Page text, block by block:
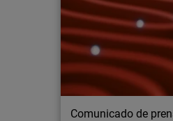
unificada para
gestionados (MSP),
inversiones en IA de
seguridad de las
el acceso a
OpenAI…
Comunicado de